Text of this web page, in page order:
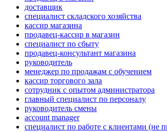
доставщик
специалист складского хозяйства
кассир магазина
продавец-кассир в магазин
специалист по сбыту
продавец-консультант магазина
руководитель
менеджер по продажам с обучением
кассир торгового зала
сотрудник с опытом администратора
главный специалист по персоналу
руководитель смены
account manager
специалист по работе с клиентами (не